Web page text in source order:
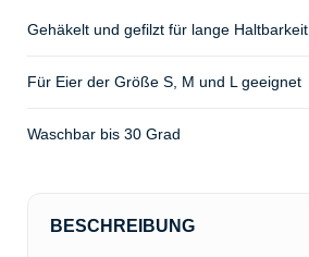
Gehäkelt und gefilzt für lange Haltbarkeit
Für Eier der Größe S, M und L geeignet
Waschbar bis 30 Grad
BESCHREIBUNG